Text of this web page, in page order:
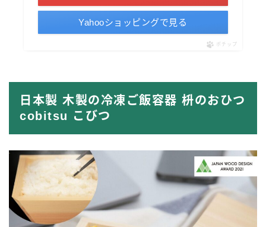
Yahooショッピングで見る
ポチップ
日本製 木製の冷凍ご飯容器 枡のおひつ
cobitsu こびつ